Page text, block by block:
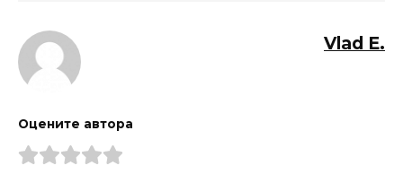
Vlad E.
Оцените автора